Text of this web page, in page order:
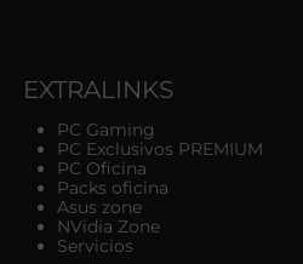
EXTRALINKS
PC Gaming
PC Exclusivos PREMIUM
PC Oficina
Packs oficina
Asus zone
NVidia Zone
Servicios